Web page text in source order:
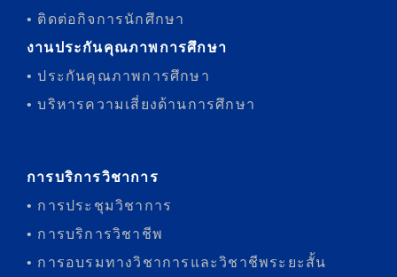
• ติดต่อกิจการนักศึกษา
งานประกันคุณภาพการศึกษา
• ประกันคุณภาพการศึกษา
• บริหารความเสี่ยงด้านการศึกษา
การบริการวิชาการ
• การประชุมวิชาการ
• การบริการวิชาชีพ
• การอบรมทางวิชาการและวิชาชีพระยะสั้น